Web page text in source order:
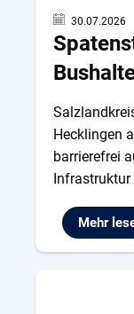
30.07.2026
Hecklingen
barrierefrei
Infrastruktur
Mehr